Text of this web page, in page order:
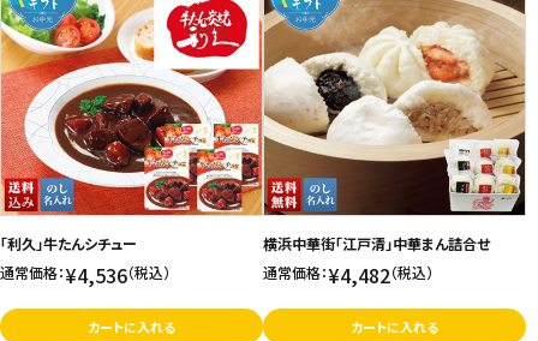
「利久」牛たんシチュー
通常価格：¥4,536（税込）
カートに入れる
横浜中華街「江戸清」中華まん詰合せ
通常価格：¥4,482（税込）
カートに入れる